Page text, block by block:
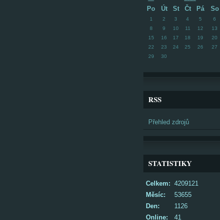
Po Út St Čt Pá So
1 2 3 4 5 6
8
9 10 11 12 13
15
16 17 18 19 20
22
23 24 25 26 27
29
30
RSS
Přehled zdrojů
STATISTIKY
Online: 41
Celkem: 4209121
Měsíc:
53655
Den:
1126